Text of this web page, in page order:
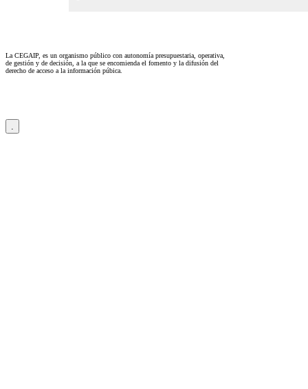
La CEGAIP, es un organismo público con autonomía presupuestaria, operativa,
de gestión y de decisión, a la que se encomienda el fomento y la difusión del
derecho de acceso a la información púbica.